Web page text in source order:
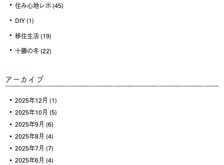
住み心地レポ (45)
DIY (1)
移住生活 (19)
十勝の冬 (22)
アーカイブ
2025年12月 (1)
2025年10月 (5)
2025年9月 (6)
2025年8月 (4)
2025年7月 (7)
2025年6月 (4)